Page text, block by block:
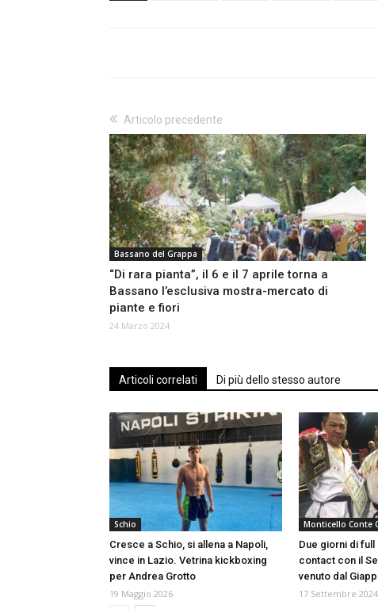
Articolo precedente
Bassano del Grappa
“Di rara pianta”, il 6 e il 7 aprile torna a
Bassano l’esclusiva mostra-mercato di
piante e fiori
24 Marzo 2024
Articoli correlati Di più dello stesso autore
Schio
Cresce a Schio, si allena a Napoli,
vince in Lazio. Vetrina kickboxing
per Andrea Grotto
19 Maggio 2026
Monticello Conte
Due giorni di full
contact con il
venuto dal
17 Settembre 2024